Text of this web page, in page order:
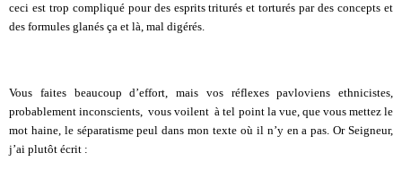
ceci est trop compliqué pour des esprits triturés et torturés par des concepts et
des formules glanés ça et là, mal digérés.
Vous faites beaucoup d’effort, mais vos réflexes pavloviens ethnicistes,
probablement inconscients, vous voilent à tel point la vue, que vous mettez le
mot haine, le séparatisme peul dans mon texte où il n’y en a pas. Or Seigneur,
j’ai plutôt écrit :